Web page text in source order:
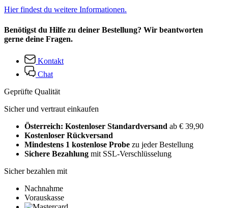
Hier findest du weitere Informationen.
Benötigst du Hilfe zu deiner Bestellung? Wir beantworten
gerne deine Fragen.
Kontakt
Chat
Geprüfte Qualität
Sicher und vertraut einkaufen
Österreich: Kostenloser Standardversand ab € 39,90
Kostenloser Rückversand
Mindestens 1 kostenlose Probe zu jeder Bestellung
Sichere Bezahlung mit SSL-Verschlüsselung
Sicher bezahlen mit
Nachnahme
Vorauskasse